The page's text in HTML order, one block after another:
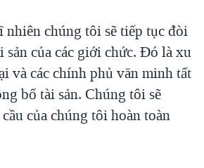
nhiên chúng tôi sẽ tiếp tục đòi
sản của các giới chức. Đó là xu
và các chính phủ văn minh tất
bố tài sản. Chúng tôi sẽ
của chúng tôi hoàn toàn